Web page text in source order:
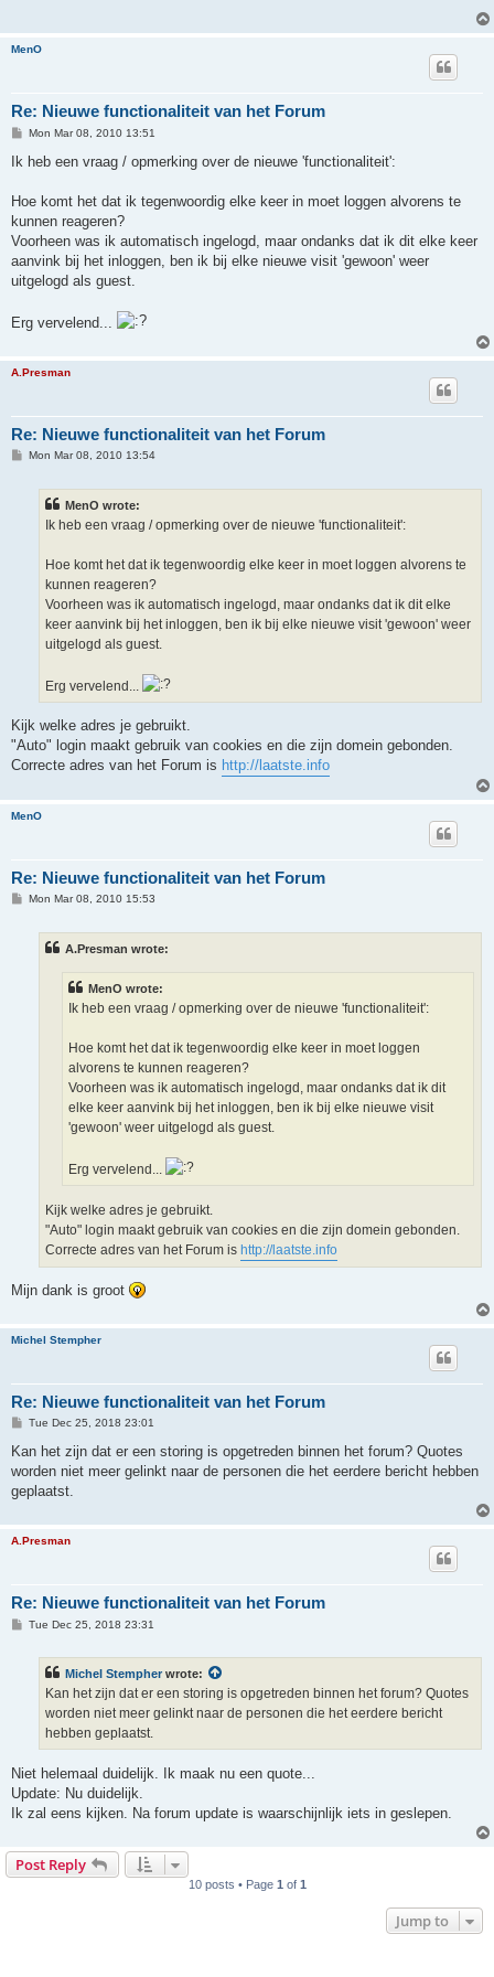
MenO
Re: Nieuwe functionaliteit van het Forum
P
s
Mon Mar 08, 2010 13:51
Ik heb een vraag / opmerking over de nieuwe 'functionaliteit':
Hoe komt het dat ik tegenwoordig elke keer in moet loggen alvorens te
kunnen reageren?
Voorheen was ik automatisch ingelogd, maar ondanks dat ik dit elke keer
aanvink bij het inloggen, ben ik bij elke nieuwe visit 'gewoon' weer
uitgelogd als guest.
Erg vervelend...
A.Presman
Re: Nieuwe functionaliteit van het Forum
PMon Mar 08, 2010 13:54
MenO wrote:
Ik heb een vraag / opmerking over de nieuwe 'functionaliteit':
Hoe komt het dat ik tegenwoordig elke keer in moet loggen alvorens te
kunnen reageren?
Voorheen was ik automatisch ingelogd, maar ondanks dat ik dit elke
keer aanvink bij het inloggen, ben ik bij elke nieuwe visit 'gewoon' weer
uitgelogd als guest.
Erg vervelend...
Kijk welke adres je gebruikt.
"Auto" login maakt gebruik van cookies en die zijn domein gebonden.
Correcte adres van het Forum is http://laatste.info
MenO
Re: Nieuwe functionaliteit van het Forum
PMon Mar 08, 2010 15:53
A.Presman wrote:
MenO wrote:
Ik heb een vraag / opmerking over de nieuwe 'functionaliteit':
Hoe komt het dat ik tegenwoordig elke keer in moet loggen
alvorens te kunnen reageren?
Voorheen was ik automatisch ingelogd, maar ondanks dat ik dit
elke keer aanvink bij het inloggen, ben ik bij elke nieuwe visit
'gewoon' weer uitgelogd als guest.
Erg vervelend...
Kijk welke adres je gebruikt.
"Auto" login maakt gebruik van cookies en die zijn domein gebonden.
Correcte adres van het Forum is http://laatste.info
Mijn dank is groot
Michel Stempher
Re: Nieuwe functionaliteit van het Forum
P
s
Tue Dec 25, 2018 23:01
Kan het zijn dat er een storing is opgetreden binnen het forum? Quotes
worden niet meer gelinkt naar de personen die het eerdere bericht hebben
geplaatst.
A.Presman
Re: Nieuwe functionaliteit van het Forum
PTue Dec 25, 2018 23:31
Michel Stempher wrote:
Kan het zijn dat er een storing is opgetreden binnen het forum? Quotes
worden niet meer gelinkt naar de personen die het eerdere bericht
hebben geplaatst.
Niet helemaal duidelijk. Ik maak nu een quote...
Update: Nu duidelijk.
Ik zal eens kijken. Na forum update is waarschijnlijk iets in geslepen.
Post Reply
10 posts • Page 1 of 1
Jump to